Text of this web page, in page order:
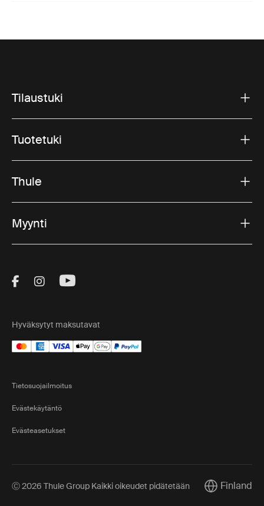
Tilaustuki
Tuotetuki
Thule
Myynti
Visit Thule on Facebook (external link)
Visit Thule on Instagram (external link)
Visit Thule on Youtube (external
Hyväksytyt maksutavat
Tietosuojailmoitus
Evästekäytäntö
Evästeasetukset
Ⓒ 2026 Thule Group Kaikki oikeudet pidätetään CurrentFinland